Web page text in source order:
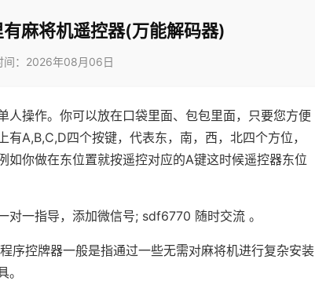
麻将机遥控器(万能解码器)
间：2026年08月06日
人操作。你可以放在口袋里面、包包里面，只要您方便
A,B,C,D四个按键，代表东，南，西，北四个方位，
如你做在东位置就按遥控对应的A键这时候遥控器东位
对一指导，添加微信号; sdf6770 随时交流 。
序控牌器一般是指通过一些无需对麻将机进行复杂安装